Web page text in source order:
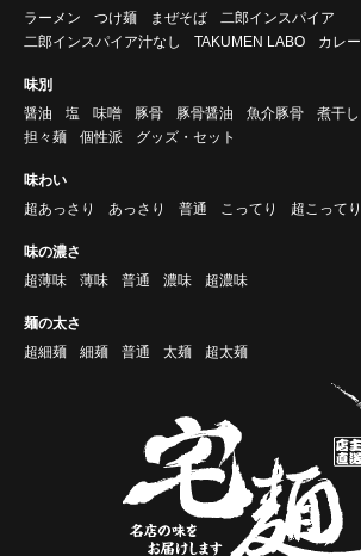
ラーメン
つけ麺 まぜそば
二郎インスパイア
二郎インスパイア汁なし
TAKUMEN LABO カレー
味別
醤油
塩 味噌 豚骨 豚骨醤油 魚介豚骨 煮干し
担々麺
個性派 グッズ・セット
味わい
超あっさり
あっさり 普通 こってり 超こってり
味の濃さ
超薄味
薄味 普通 濃味 超濃味
麺の太さ
超細麺
細麺 普通 太麺 超太麺